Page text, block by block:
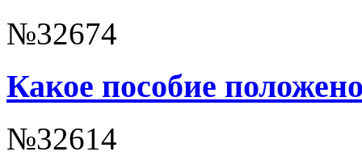
№32674
Какое пособие
№32614